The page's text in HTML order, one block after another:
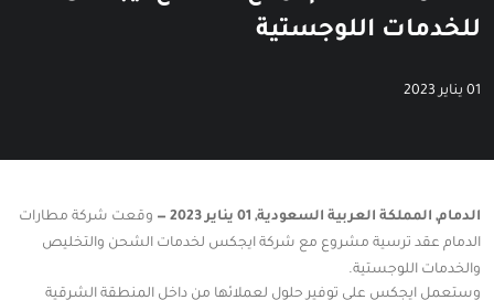
للخدمات اللوجستية
01 يناير 2023
الدمام, المملكة العربية السعودية, 01 يناير 2023 —
وقعت شركة مطارات
الدمام عقد ترسية مشروع مع شركة ايجكس لخدمات الشحن والتخليص
والخدمات اللوجستية.
وستعمل ايجكس على توفير حلول لعملائها من داخل المنطقة الشرقية